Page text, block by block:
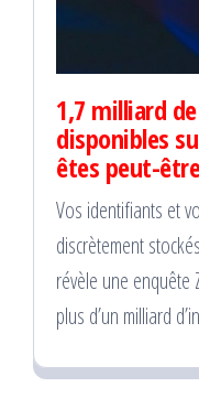
1,7 milliard
disponibles
êtes peut-
Vos identifiants et
discrètement
révèle une enquête
plus d’un milliard